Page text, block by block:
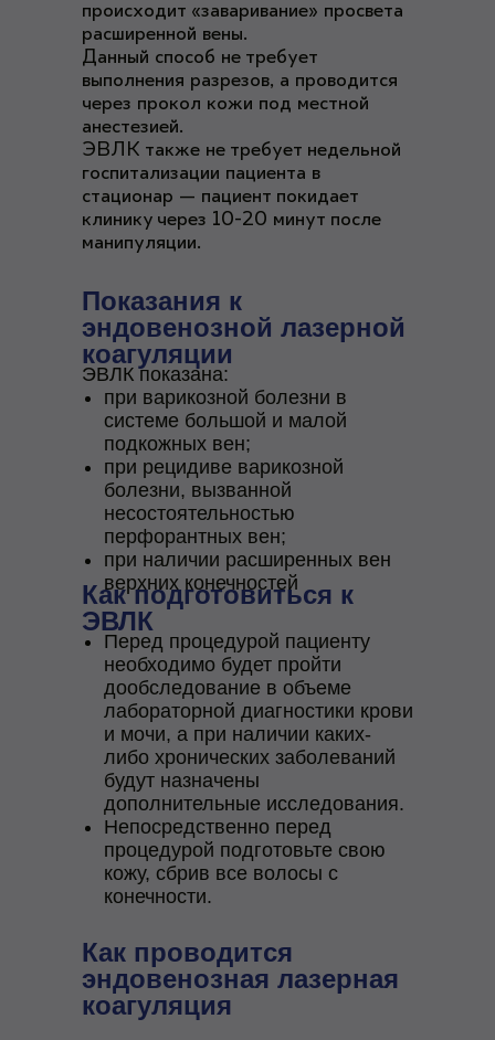
Показания к
эндовенозной лазерной
коагуляции
происходит «заваривание» просвета
расширенной вены.
Данный способ не требует
выполнения разрезов, а проводится
через прокол кожи под местной
анестезией.
ЭВЛК также не требует недельной
госпитализации пациента в
стационар — пациент покидает
клинику через 10-20 минут после
манипуляции.
ЭВЛК показана:
при варикозной болезни в
системе большой и малой
подкожных вен;
при рецидиве варикозной
болезни, вызванной
несостоятельностью
перфорантных вен;
при наличии расширенных вен
верхних конечностей
Как подготовиться к
ЭВЛК
Как проводится
эндовенозная лазерная
коагуляция
Перед процедурой пациенту
необходимо будет пройти
дообследование в объеме
лабораторной диагностики крови
и мочи, а при наличии каких-
либо хронических заболеваний
будут назначены
дополнительные исследования.
Непосредственно перед
процедурой подготовьте свою
кожу, сбрив все волосы с
конечности.